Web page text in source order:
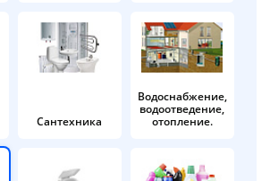
Сантехника
Водоснабжение,
водоотведение,
отопление.
товар
способом
% будут
2 недели